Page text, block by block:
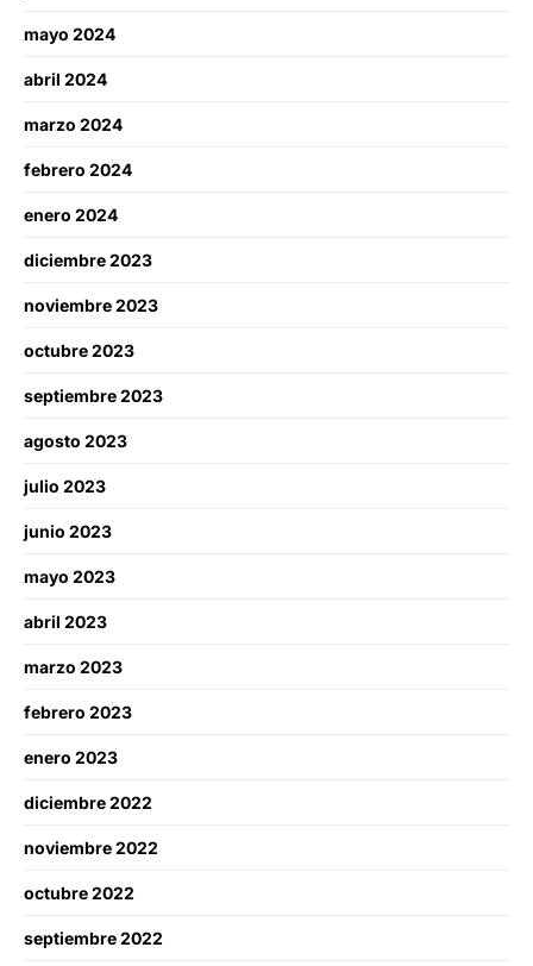
mayo 2024
abril 2024
marzo 2024
febrero 2024
enero 2024
diciembre 2023
noviembre 2023
octubre 2023
septiembre 2023
agosto 2023
julio 2023
junio 2023
mayo 2023
abril 2023
marzo 2023
febrero 2023
enero 2023
diciembre 2022
noviembre 2022
octubre 2022
septiembre 2022